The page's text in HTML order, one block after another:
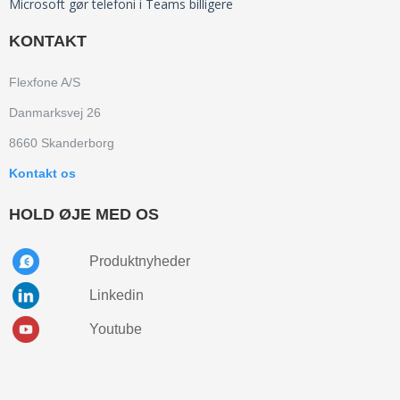
Microsoft gør telefoni i Teams billigere
KONTAKT
Flexfone A/S
Danmarksvej 26
8660 Skanderborg
Kontakt os
HOLD ØJE MED OS
Produktnyheder
Linkedin
Youtube